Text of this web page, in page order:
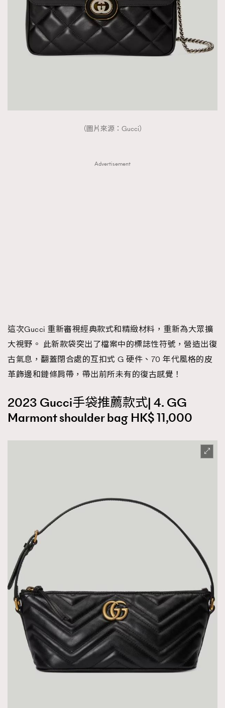
（圖片來源：Gucci）
Advertisement
這次Gucci 重新審視經典款式和精緻材料，重新為大眾擴
大視野。 此新款袋突出了檔案中的標誌性符號，營造出復
古氣息，翻蓋閉合處的互扣式 G 硬件、70 年代風格的皮
革飾邊和鏈條肩帶，帶出前所未有的復古感覺！
2023 Gucci手袋推薦款式| 4. GG
Marmont shoulder bag HK$ 11,000